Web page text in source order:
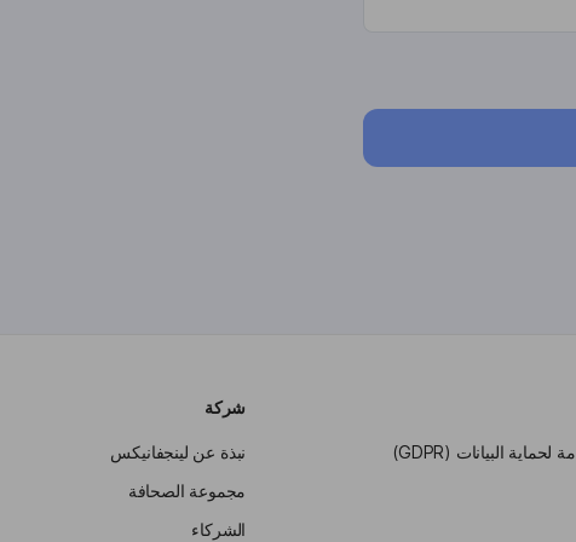
شركة
نبذة عن لينجفانيكس
مجموعة الصحافة
الشركاء